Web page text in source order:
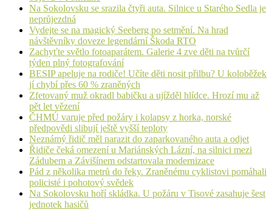
Na Sokolovsku se srazila čtyři auta. Silnice u Starého Sedla je
neprůjezdná
Vydejte se na magický Seeberg po setmění. Na hrad
návštěvníky doveze legendární Škoda RTO
Zachyťte světlo fotoaparátem. Galerie 4 zve děti na tvůrčí
týden plný fotografování
BESIP apeluje na rodiče! Učíte děti nosit přilbu? U koloběžek
jí chybí přes 60 % zraněných
Zfetovaný muž okradl babičku a ujížděl hlídce. Hrozí mu až
pět let vězení
ČHMÚ varuje před požáry i kolapsy z horka, norské
předpovědi slibují ještě vyšší teploty
Neznámý řidič měl narazit do zaparkovaného auta a odjet
Řidiče čeká omezení u Mariánských Lázní, na silnici mezi
Zádubem a Závišínem odstartovala modernizace
Pád z několika metrů do řeky. Zraněnému cyklistovi pomáhali
policisté i pohotový svědek
Na Sokolovsku hoří skládka. U požáru v Tisové zasahuje šest
jednotek hasičů